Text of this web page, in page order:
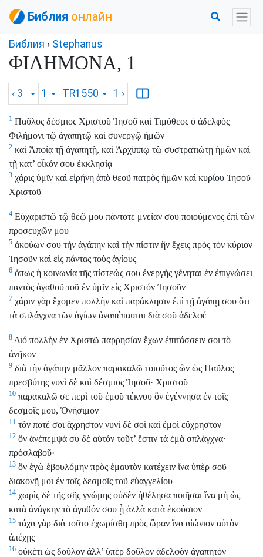
Библия онлайн
Библия › Stephanus
ΦΙΛΗΜΟΝΑ, 1
‹ 3 1 TR1550 1 ›
1 Παῦλος δέσμιος Χριστοῦ Ἰησοῦ καὶ Τιμόθεος ὁ ἀδελφὸς
Φιλήμονι τῷ ἀγαπητῷ καὶ συνεργῷ ἡμῶν
2 καὶ Ἀπφίᾳ τῇ ἀγαπητῇ, καὶ Ἀρχίππῳ τῷ συστρατιώτῃ ἡμῶν καὶ
τῇ κατ’ οἶκόν σου ἐκκλησίᾳ
3 χάρις ὑμῖν καὶ εἰρήνη ἀπὸ θεοῦ πατρὸς ἡμῶν καὶ κυρίου Ἰησοῦ
Χριστοῦ
4 Εὐχαριστῶ τῷ θεῷ μου πάντοτε μνείαν σου ποιούμενος ἐπὶ τῶν
προσευχῶν μου
5 ἀκούων σου τὴν ἀγάπην καὶ τὴν πίστιν ἣν ἔχεις πρὸς τὸν κύριον
Ἰησοῦν καὶ εἰς πάντας τοὺς ἁγίους
6 ὅπως ἡ κοινωνία τῆς πίστεώς σου ἐνεργὴς γένηται ἐν ἐπιγνώσει
παντὸς ἀγαθοῦ τοῦ ἐν ὑμῖν εἰς Χριστόν Ἰησοῦν
7 χάριν γὰρ ἔχομεν πολλὴν καὶ παράκλησιν ἐπὶ τῇ ἀγάπῃ σου ὅτι
τὰ σπλάγχνα τῶν ἁγίων ἀναπέπαυται διὰ σοῦ ἀδελφέ
8 Διό πολλὴν ἐν Χριστῷ παρρησίαν ἔχων ἐπιτάσσειν σοι τὸ
ἀνῆκον
9 διὰ τὴν ἀγάπην μᾶλλον παρακαλῶ τοιοῦτος ὢν ὡς Παῦλος
πρεσβύτης νυνὶ δὲ καὶ δέσμιος Ἰησοῦ· Χριστοῦ
10 παρακαλῶ σε περὶ τοῦ ἐμοῦ τέκνου ὃν ἐγέννησα ἐν τοῖς
δεσμοῖς μου, Ὀνήσιμον
11 τόν ποτέ σοι ἄχρηστον νυνὶ δὲ σοὶ καὶ ἐμοὶ εὔχρηστον
12 ὃν ἀνέπεμψά συ δὲ αὐτόν τοῦτ’ ἔστιν τὰ ἐμὰ σπλάγχνα·
πρὸσλαβοῦ·
13 ὃν ἐγὼ ἐβουλόμην πρὸς ἐμαυτὸν κατέχειν ἵνα ὑπὲρ σοῦ
διακονῇ μοι ἐν τοῖς δεσμοῖς τοῦ εὐαγγελίου
14 χωρὶς δὲ τῆς σῆς γνώμης οὐδὲν ἠθέλησα ποιῆσαι ἵνα μὴ ὡς
κατὰ ἀνάγκην τὸ ἀγαθόν σου ᾖ ἀλλὰ κατὰ ἑκούσιον
15 τάχα γὰρ διὰ τοῦτο ἐχωρίσθη πρὸς ὥραν ἵνα αἰώνιον αὐτὸν
ἀπέχῃς
16 οὐκέτι ὡς δοῦλον ἀλλ’ ὑπὲρ δοῦλον ἀδελφὸν ἀγαπητόν